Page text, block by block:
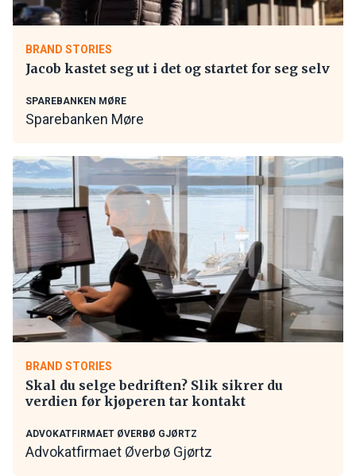
BRAND STORIES
Jacob kastet seg ut i det og startet for seg selv
SPAREBANKEN MØRE
Sparebanken Møre
BRAND STORIES
Skal du selge bedriften? Slik sikrer du
verdien før kjøperen tar kontakt
ADVOKATFIRMAET ØVERBØ GJØRTZ
Advokatfirmaet Øverbø Gjørtz